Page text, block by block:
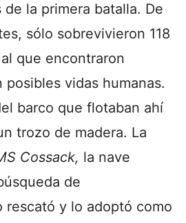
la primera batalla. De
sólo sobrevivieron 118
que encontraron
posibles vidas humanas.
barco que flotaban ahí
trozo de madera. La
Cossack, la nave
de
rescató y lo adoptó como